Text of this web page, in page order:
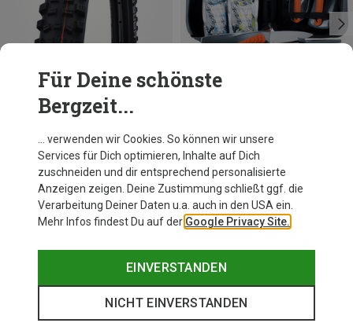
Du sparst bis 15%
Für Deine schönste
Bergzeit...
… verwenden wir Cookies. So können wir unsere
Services für Dich optimieren, Inhalte auf Dich
zuschneiden und dir entsprechend personalisierte
Anzeigen zeigen. Deine Zustimmung schließt ggf. die
Verarbeitung Deiner Daten u.a. auch in den USA ein.
Mehr Infos findest Du auf der Google Privacy Site.
EINVERSTANDEN
NICHT EINVERSTANDEN